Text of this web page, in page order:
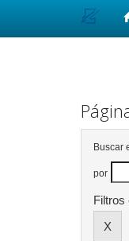
Buscar
por
Filtros